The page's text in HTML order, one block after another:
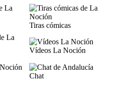
Tiras cómicas
Vídeos La Noción
Chat